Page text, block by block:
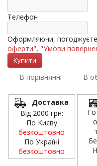
Телефон
Оформляючи,
оферти", "Умови
В порівнянні В
Доставка
Від 2000 грн:
По Києву
безкоштовно
По Україні
безкоштовно